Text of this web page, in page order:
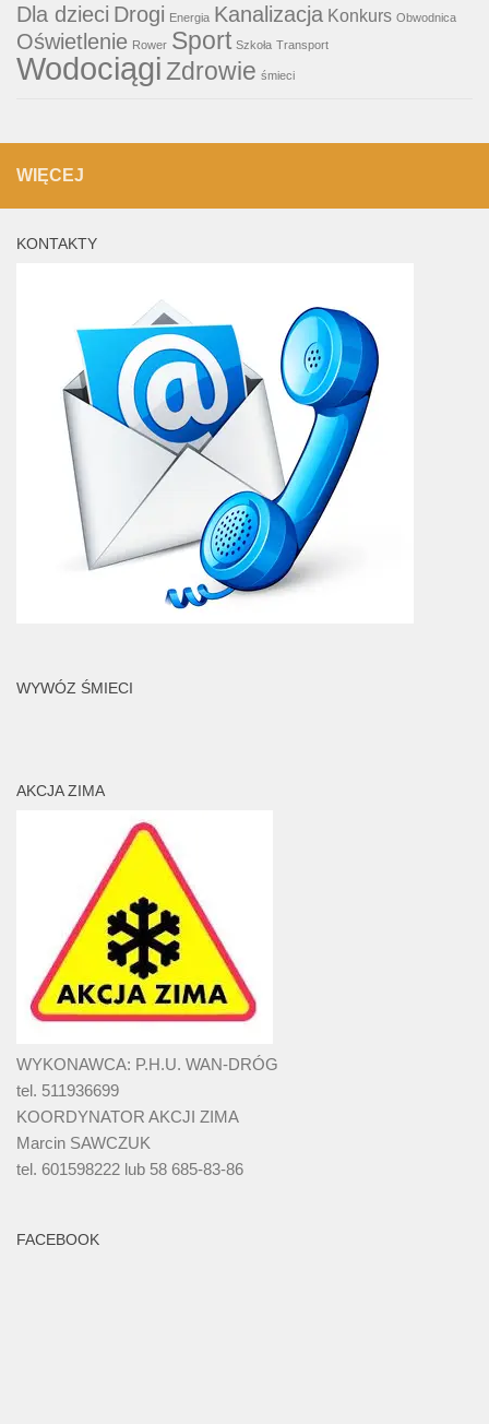
Dla dzieci Drogi Energia Kanalizacja Konkurs Obwodnica
Oświetlenie Rower Sport Szkoła Transport
WodociągiZdrowie śmieci
WIĘCEJ
KONTAKTY
WYWÓZ ŚMIECI
AKCJA ZIMA
WYKONAWCA: P.H.U. WAN-DRÓG
tel. 511936699
KOORDYNATOR AKCJI ZIMA
Marcin SAWCZUK
tel. 601598222 lub 58 685-83-86
FACEBOOK